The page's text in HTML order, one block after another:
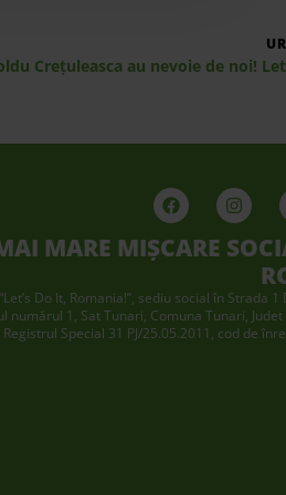
Creţuleasca au nevoie de noi!
MARE MIȘCARE
Do It, Romania!”, sediu social în Strada
numărul 1, Sat Tunari, Comuna Tunari,
Special 31 PJ/25.05.2011, cod de